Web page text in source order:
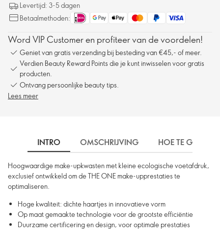
Levertijd: 3-5 dagen
Betaalmethoden:
Word VIP Customer en profiteer van de voordelen!
Geniet van gratis verzending bij besteding van €45,- of meer.
Verdien Beauty Reward Points die je kunt inwisselen voor gratis
producten.
Ontvang persoonlijke beauty tips.
Lees meer
INTRO OMSCHRIJVING HOE TE
Hoogwaardige make-upkwasten met kleine ecologische voetafdruk,
exclusief ontwikkeld om de THE ONE make-upprestaties te
optimaliseren.
Hoge kwaliteit: dichte haartjes in innovatieve vorm
Op maat gemaakte technologie voor de grootste efficiëntie
Duurzame certificering en design, voor optimale prestaties